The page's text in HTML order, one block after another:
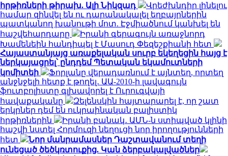
հրթիռների թիրախ. Ալի Նիկզադ
Վրեժխնդիր լինելու
համար զինվել են ու դարանակալել եղբայրներին
պատկանող խանութի մոտ. Էջմիածնում կանխել են
հաշվեհարդարը
Իրանի գերագույն առաջնորդ
Խամենեին հանդիպել է Մասուդ Փեզեշքիանի հետ
Հայաստանյայց առաքելական սուրբ եկեղեցին հայց է
ներկայացրել՝ ընդդեմ Պետական եկամուտների
կոմիտեի
Ֆորլանը վերադառնում է այնտեղ, որտեղ
անջնջելի հետք է թողել․ ԱԱ-2010-ի լավագույն
ֆուտբոլիստը գլխավորել է Ուրուգվայի
հավաքականը
Զելենսկին հայտարարել է, որ շատ
երկրներ դեմ են ուկրաինական բալիստիկ
հրթիռներին
Իրանի բանակ․ ԱՄՆ-ն ստիպված կլինի
հաշվի նստել Հորմուզի նեղուցի նոր իրողությունների
հետ
Նոր մանրամասներ Դաշտավանում տեղի
ունեցած ծեծկռտուքից. Կան ձերբակալվածներ